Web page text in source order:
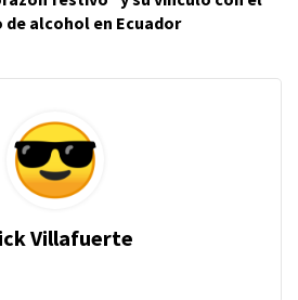
de alcohol en Ecuador
Villafuerte